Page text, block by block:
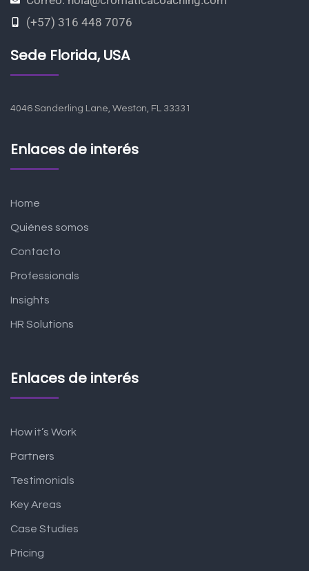
(+57) 316 448 7076
Sede Florida, USA
4046 Sanderling Lane, Weston, FL 33331
Enlaces de interés
Home
Quiénes somos
Contacto
Professionals
Insights
HR Solutions
Enlaces de interés
How it’s Work
Partners
Testimonials
Key Areas
Case Studies
Pricing